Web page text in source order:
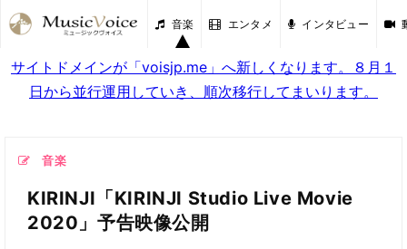
音楽 エンタメ インタビュー
サイトドメインが「voisjp.me」へ新しくなります。８月１
日から並行運用していき、順次移行してまいります。
音楽
KIRINJI「KIRINJI Studio Live Movie
2020」予告映像公開